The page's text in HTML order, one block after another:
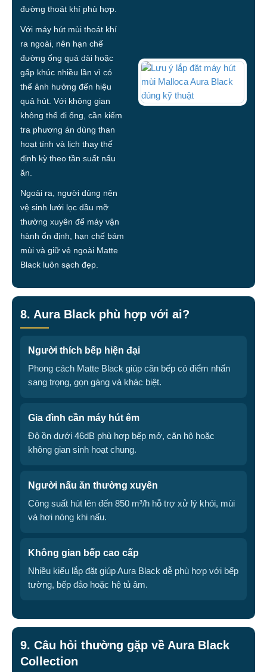
đường thoát khí phù hợp.
Với máy hút mùi thoát khí
ra ngoài, nên hạn chế
đường ống quá dài hoặc
gấp khúc nhiều lần vì có
thể ảnh hưởng đến hiệu
quả hút. Với không gian
không thể đi ống, cần kiểm
tra phương án dùng than
hoạt tính và lịch thay thế
định kỳ theo tần suất nấu
ăn.
Ngoài ra, người dùng nên
vệ sinh lưới lọc dầu mỡ
thường xuyên để máy vận
hành ổn định, hạn chế bám
mùi và giữ vẻ ngoài Matte
Black luôn sạch đẹp.
8. Aura Black phù hợp với ai?
Người thích bếp hiện đại
Phong cách Matte Black giúp căn bếp có điểm nhấn
sang trọng, gọn gàng và khác biệt.
Gia đình cần máy hút êm
Độ ồn dưới 46dB phù hợp bếp mở, căn hộ hoặc
không gian sinh hoạt chung.
Người nấu ăn thường xuyên
Công suất hút lên đến 850 m³/h hỗ trợ xử lý khói, mùi
và hơi nóng khi nấu.
Không gian bếp cao cấp
Nhiều kiểu lắp đặt giúp Aura Black dễ phù hợp với bếp
tường, bếp đảo hoặc hệ tủ âm.
9. Câu hỏi thường gặp về Aura Black
Collection